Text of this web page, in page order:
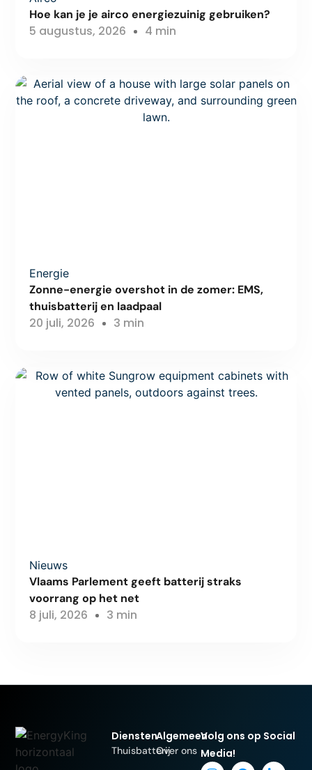
Hoe kan je je airco energiezuinig gebruiken?
5 augustus, 2026 4 min
Energie
Zonne-energie overshot in de zomer: EMS,
thuisbatterij en laadpaal
20 juli, 2026 3 min
Nieuws
Vlaams Parlement geeft batterij straks
voorrang op het net
8 juli, 2026 3 min
Diensten
Thuisbatterij
Algemeen
Over ons
Volg ons op Social
Media!